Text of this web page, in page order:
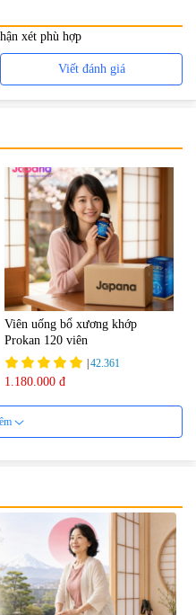
xét phù hợp
Viết đánh giá
Viên uống bổ xương khớp
Prokan 120 viên
|42.361
1.180.000 đ
Viên uống hỗ trợ xương khớp
Kendai Glucosamine Hộp 180
viên
|9.280